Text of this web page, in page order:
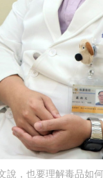
說，也要理解毒品如